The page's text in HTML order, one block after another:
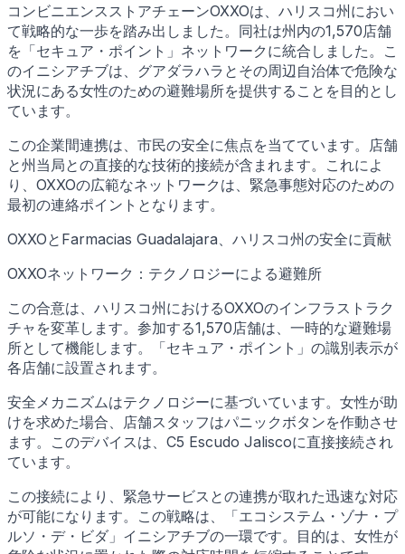
コンビニエンスストアチェーンOXXOは、ハリスコ州におい
て戦略的な一歩を踏み出しました。同社は州内の1,570店舗
を「セキュア・ポイント」ネットワークに統合しました。こ
のイニシアチブは、グアダラハラとその周辺自治体で危険な
状況にある女性のための避難場所を提供することを目的とし
ています。
この企業間連携は、市民の安全に焦点を当てています。店舗
と州当局との直接的な技術的接続が含まれます。これによ
り、OXXOの広範なネットワークは、緊急事態対応のための
最初の連絡ポイントとなります。
OXXOとFarmacias Guadalajara、ハリスコ州の安全に貢献
OXXOネットワーク：テクノロジーによる避難所
この合意は、ハリスコ州におけるOXXOのインフラストラク
チャを変革します。参加する1,570店舗は、一時的な避難場
所として機能します。「セキュア・ポイント」の識別表示が
各店舗に設置されます。
安全メカニズムはテクノロジーに基づいています。女性が助
けを求めた場合、店舗スタッフはパニックボタンを作動させ
ます。このデバイスは、C5 Escudo Jaliscoに直接接続され
ています。
この接続により、緊急サービスとの連携が取れた迅速な対応
が可能になります。この戦略は、「エコシステム・ゾナ・プ
ルソ・デ・ビダ」イニシアチブの一環です。目的は、女性が